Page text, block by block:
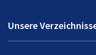
Unsere